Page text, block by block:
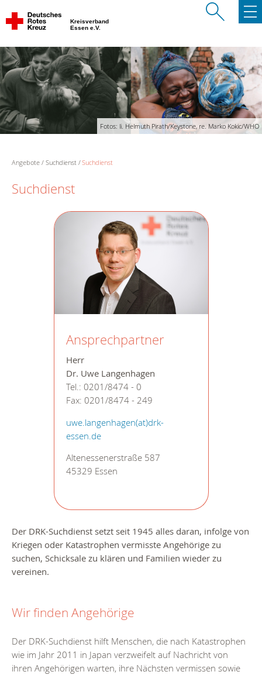
Kreisverband
Essen e.V.
Fotos: li. Helmuth Pirath/Keystone, re. Marko Kokic/WHO
Angebote Suchdienst Suchdienst
Suchdienst
Ansprechpartner
Herr
Dr. Uwe Langenhagen
Tel.: 0201/8474 - 0
Fax: 0201/8474 - 249
uwe.langenhagen(at)drk-
essen.de
Altenessenerstraße 587
45329 Essen
Der DRK-Suchdienst setzt seit 1945 alles daran, infolge von
Kriegen oder Katastrophen vermisste Angehörige zu
suchen, Schicksale zu klären und Familien wieder zu
vereinen.
Wir finden Angehörige
Der DRK-Suchdienst hilft Menschen, die nach Katastrophen
wie im Jahr 2011 in Japan verzweifelt auf Nachricht von
ihren Angehörigen warten, ihre Nächsten vermissen sowie